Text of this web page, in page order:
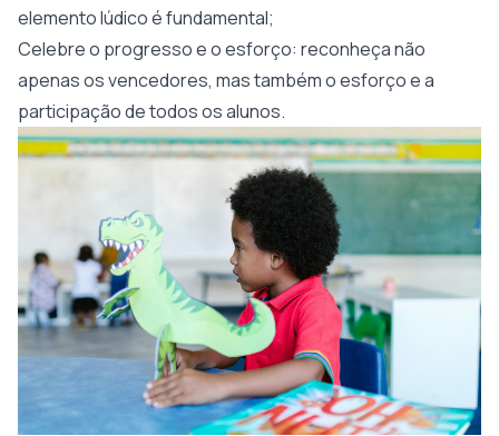
elemento lúdico é fundamental;
Celebre o progresso e o esforço: reconheça não
apenas os vencedores, mas também o esforço e a
participação de todos os alunos.